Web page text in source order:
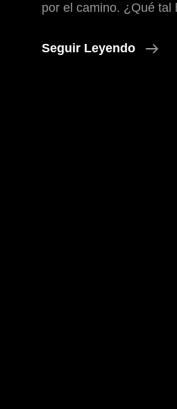
por el camino. ¿Qué tal
Seguir Leyendo